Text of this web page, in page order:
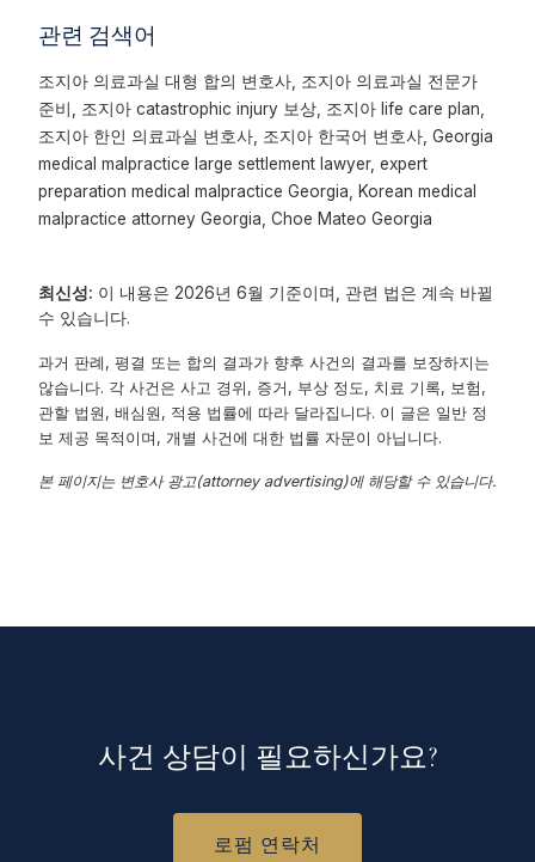
관련 검색어
조지아 의료과실 대형 합의 변호사, 조지아 의료과실 전문가
준비, 조지아 catastrophic injury 보상, 조지아 life care plan,
조지아 한인 의료과실 변호사, 조지아 한국어 변호사, Georgia
medical malpractice large settlement lawyer, expert
preparation medical malpractice Georgia, Korean medical
malpractice attorney Georgia, Choe Mateo Georgia
최신성: 이 내용은 2026년 6월 기준이며, 관련 법은 계속 바뀔
수 있습니다.
과거 판례, 평결 또는 합의 결과가 향후 사건의 결과를 보장하지는
않습니다. 각 사건은 사고 경위, 증거, 부상 정도, 치료 기록, 보험,
관할 법원, 배심원, 적용 법률에 따라 달라집니다. 이 글은 일반 정
보 제공 목적이며, 개별 사건에 대한 법률 자문이 아닙니다.
본 페이지는 변호사 광고(attorney advertising)에 해당할 수 있습니다.
사건 상담이 필요하신가요?
로펌 연락처